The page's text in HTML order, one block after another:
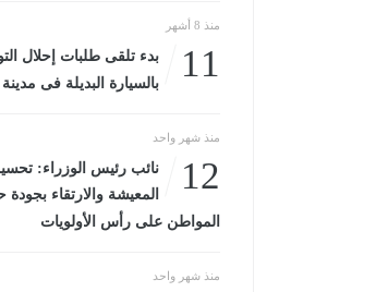
منذ 8 أشهر
11
بدء تلقى طلبات إحلال
بالسيارة البديلة فى مدينة 6
منذ شهر واحد
12
نائب رئيس الوزراء:
المعيشة والارتقاء بجودة
المواطن على رأس الأولويات
منذ شهر واحد